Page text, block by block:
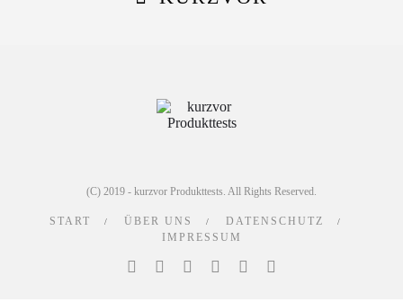
(C) 2019 - kurzvor Produkttests. All Rights Reserved.
START ÜBER UNS
DATENSCHUTZ
IMPRESSUM